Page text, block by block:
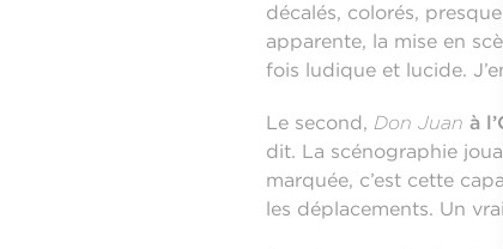
décalés, colorés,
apparente, la mise en
fois ludique et lucide.
Le second, Don Juan à
dit. La scénographie
marquée, c’est cette
les déplacements. Un